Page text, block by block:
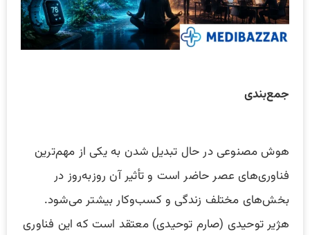
جمع‌بندی
هوش مصنوعی در حال تبدیل شدن به یکی از مهم‌ترین
فناوری‌های عصر حاضر است و تأثیر آن روزبه‌روز در
بخش‌های مختلف زندگی و کسب‌وکار بیشتر می‌شود.
هژیر توحیدی (صارم توحیدی) معتقد است که این فناوری